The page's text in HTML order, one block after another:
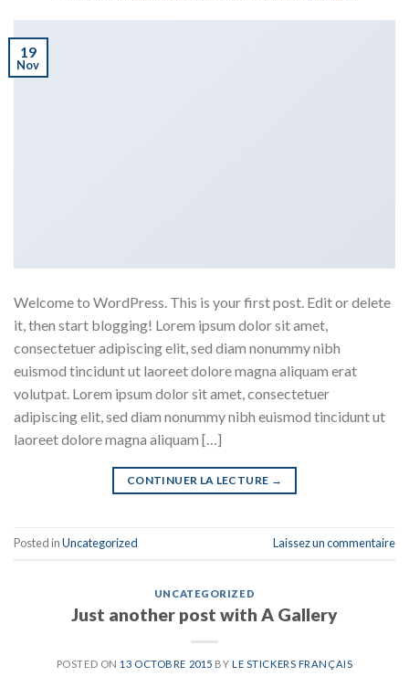
19
Nov
Welcome to WordPress. This is your first post. Edit or delete
it, then start blogging! Lorem ipsum dolor sit amet,
consectetuer adipiscing elit, sed diam nonummy nibh
euismod tincidunt ut laoreet dolore magna aliquam erat
volutpat. Lorem ipsum dolor sit amet, consectetuer
adipiscing elit, sed diam nonummy nibh euismod tincidunt ut
laoreet dolore magna aliquam […]
CONTINUER LA LECTURE →
Posted inUncategorized Laissez un commentaire
UNCATEGORIZED
Just another post with A Gallery
POSTED ON 13 OCTOBRE 2015 BYLE STICKERS FRANÇAIS